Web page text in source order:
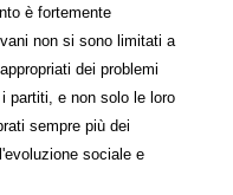
è fortemente
non si sono limitati a
dei problemi
partiti, e non solo le loro
sempre più dei
sociale e